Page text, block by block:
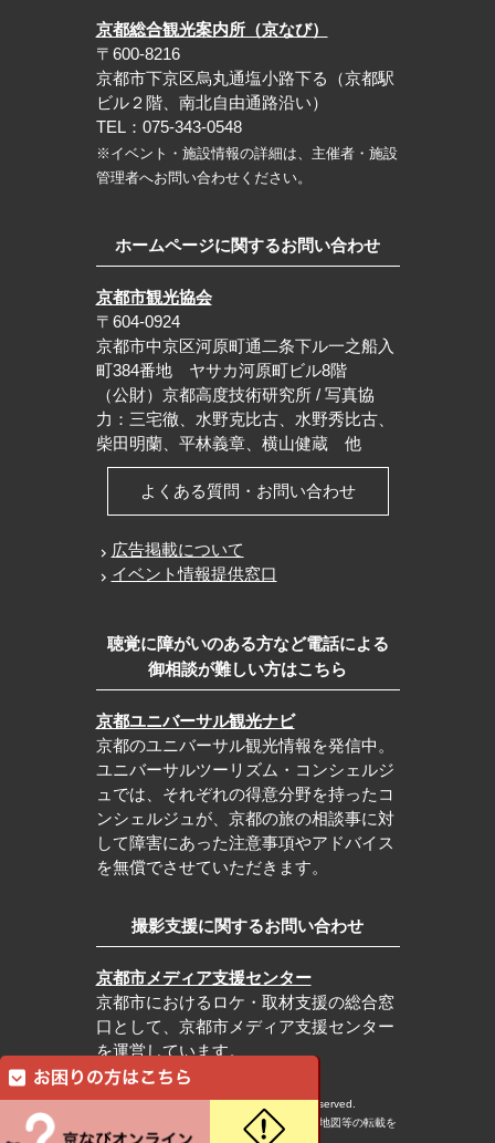
京都総合観光案内所（京なび）
〒600-8216
京都市下京区烏丸通塩小路下る（京都駅
ビル２階、南北自由通路沿い）
TEL：075-343-0548
※イベント・施設情報の詳細は、主催者・施設
管理者へお問い合わせください。
ホームページに関するお問い合わせ
京都市観光協会
〒604-0924
京都市中京区河原町通二条下ル一之船入
町384番地 ヤサカ河原町ビル8階
（公財）京都高度技術研究所 / 写真協
力：三宅徹、水野克比古、水野秀比古、
柴田明蘭、平林義章、横山健蔵 他
よくある質問・お問い合わせ
広告掲載について
イベント情報提供窓口
聴覚に障がいのある方など電話による
御相談が難しい方はこちら
京都ユニバーサル観光ナビ
京都のユニバーサル観光情報を発信中。
ユニバーサルツーリズム・コンシェルジ
ュでは、それぞれの得意分野を持ったコ
ンシェルジュが、京都の旅の相談事に対
して障害にあった注意事項やアドバイス
を無償でさせていただきます。
撮影支援に関するお問い合わせ
京都市メディア支援センター
京都市におけるロケ・取材支援の総合窓
口として、京都市メディア支援センター
を運営しています。
c Kyoto City Tourism Association All rights reserved.
※本ホームページの内容・写真・イラスト・地図等の転載を
固くお断りします。